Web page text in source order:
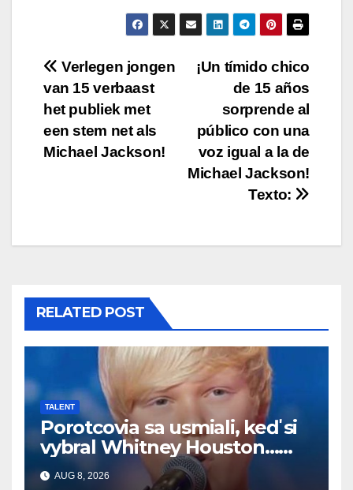
Post
navigation
¡Un tímido chico
de 15 años
sorprende al
público con una
voz igual a la de
Michael Jackson!
Texto:
Verlegen jongen
van 15 verbaast
het publiek met
een stem net als
Michael Jackson!
RELATED POST
TALENT
Porotcovia sa usmiali, keď si
vybral Whitney Houston…
Potom začal spievať
AUG 8, 2026